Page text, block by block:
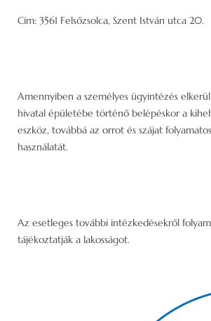
Cím: 3561 Felsőzsolca, Szent István utca 20.
Amennyiben a személyes ügyintézés
hivatal épületébe történő belépéskor a
eszköz, továbbá az orrot és szájat
használatát.
Az esetleges további intézkedésekről
tájékoztatják a lakosságot.